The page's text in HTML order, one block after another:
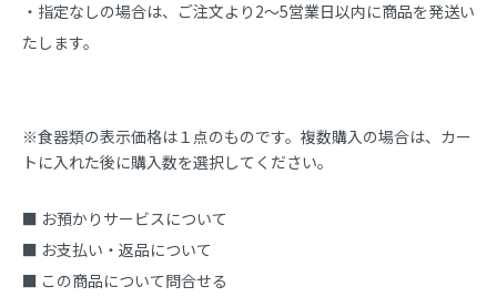
・指定なしの場合は、ご注文より2～5営業日以内に商品を発送い
たします。
※食器類の表示価格は１点のものです。複数購入の場合は、カー
トに入れた後に購入数を選択してください。
■ お預かりサービスについて
■ お支払い・返品について
■ この商品について問合せる